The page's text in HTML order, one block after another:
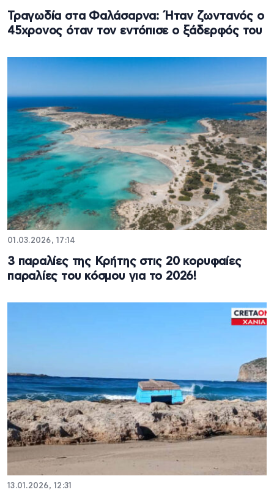
Τραγωδία στα Φαλάσαρνα: Ήταν ζωντανός ο
45χρονος όταν τον εντόπισε ο ξάδερφός του
01.03.2026, 17:14
3 παραλίες της Κρήτης στις 20 κορυφαίες
παραλίες του κόσμου για το 2026!
13.01.2026, 12:31